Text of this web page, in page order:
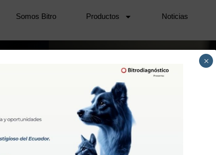
Somos Bitro Productos Noticias
×